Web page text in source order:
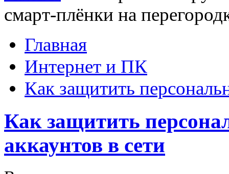
смарт-плёнки на
Главная
Интернет и ПК
Как защитить
Как защитить
аккаунтов в сети